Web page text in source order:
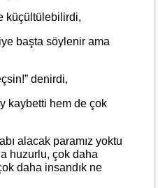
söylenir ama
denirdi,
hem de çok
paramız yoktu
huzurlu, çok daha
daha insandık ne